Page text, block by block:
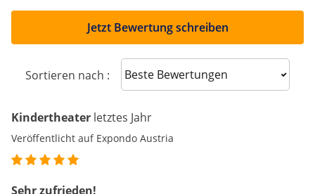
Jetzt Bewertung schreiben
Sortieren nach : Sort reviews
Kindertheater letztes Jahr
Veröffentlicht auf Expondo Austria
Sehr zufrieden!